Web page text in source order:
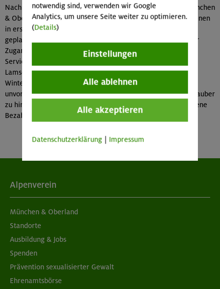
Nach Saisonende bieten einige Hütten des Alpenvereins München
& Oberland Winterräume als alpine Schutzräume an. Sie dienen
in erster Linie der Notunterkunft, können aber auch bei
geplanten Ski- oder Schneeschuhtouren genutzt werden. Der
Zugang erfolgt über den Alpenvereinsschlüssel, der in den
Servicestellen ausgeliehen werden kann (Ausnahme:
Lamsenjochhütte und Falkenhütte).
Winterräume sind nicht reservierbar; die Belegung ist daher
unvorhersehbar. Der Alpenverein bittet darum, die Räume sauber
zu hinterlassen, Müll ins Tal mitzunehmen und die vorgesehene
Bezahlung als Aufwandsentschädigung nicht zu vergessen.
Alpenverein
München & Oberland
Standorte
Ausbildung & Jobs
Spenden
Prävention sexualisierter Gewalt
Ehrenamtsbörse
notwendig sind, verwenden wir Google
Analytics, um unsere Seite weiter zu optimieren.
(Details)
Einstellungen
Alle ablehnen
Alle akzeptieren
Datenschutzerklärung Impressum